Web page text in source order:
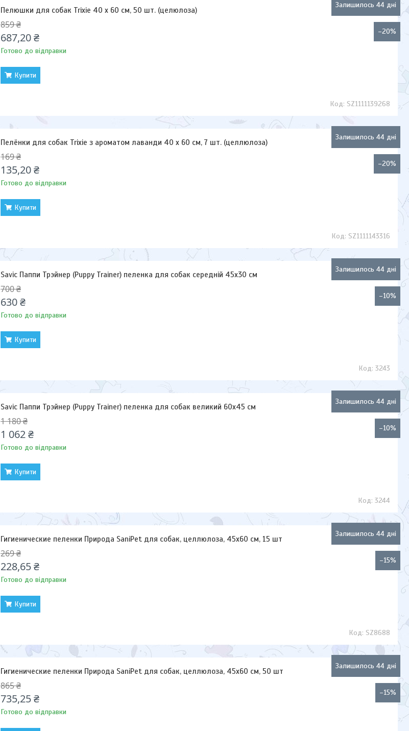
–20%
Залишилось 44 дні
Пелюшки для собак Trixie 40 x 60 см, 50 шт. (целюлоза)
859 ₴
687,20 ₴
Готово до відправки
Купити
SZ1111139268
–20%
Залишилось 44 дні
Пелёнки для собак Trixie з ароматом лаванди 40 x 60 см, 7 шт. (целлюлоза)
169 ₴
135,20 ₴
Готово до відправки
Купити
SZ1111143316
–10%
Залишилось 44 дні
Savic Паппи Трэйнер (Puppy Trainer) пеленка для собак середній 45х30 см
700 ₴
630 ₴
Готово до відправки
Купити
3243
–10%
Залишилось 44 дні
Savic Паппи Трэйнер (Puppy Trainer) пеленка для собак великий 60х45 см
1 180 ₴
1 062 ₴
Готово до відправки
Купити
3244
–15%
Залишилось 44 дні
Гигиенические пеленки Природа SaniPet для собак, целлюлоза, 45х60 см, 15 шт
269 ₴
228,65 ₴
Готово до відправки
Купити
SZ8688
–15%
Залишилось 44 дні
Гигиенические пеленки Природа SaniPet для собак, целлюлоза, 45x60 см, 50 шт
865 ₴
735,25 ₴
Готово до відправки